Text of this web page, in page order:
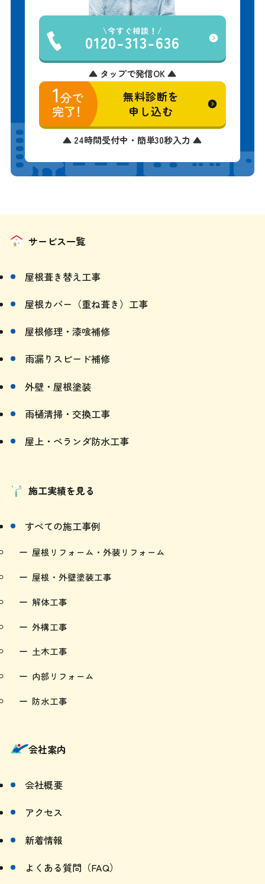
今すぐ相談！
0120-313-636
▲ タップで発信OK ▲
無料診断を
▲ 24時間受付中・簡単30秒入力 ▲
サービス一覧
屋根カバー（重ね葺き）工事
屋根修理・漆喰補修
雨漏りスピード補修
外壁・屋根塗装
雨樋清掃・交換工事
屋上・ベランダ防水工事
屋根リフォーム・外装リフォーム
屋根・外壁塗装工事
解体工事
外構工事
土木工事
内部リフォーム
防水工事
アクセス
新着情報
よくある質問（FAQ）
お問い合わせ・無料診断のお申し込み